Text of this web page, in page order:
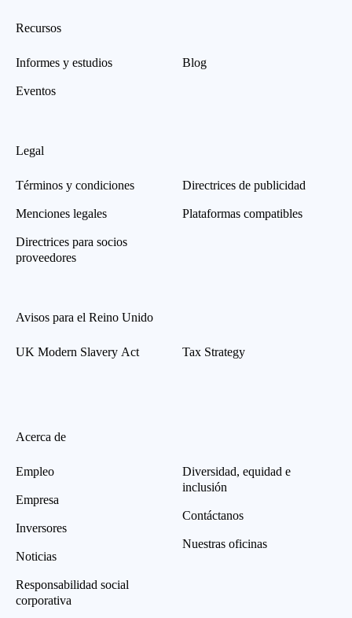
Recursos
Informes y estudios
Eventos
Blog
Legal
Términos y condiciones
Menciones legales
Directrices para socios
proveedores
Directrices de publicidad
Plataformas compatibles
Avisos para el Reino Unido
UK Modern Slavery Act Tax Strategy
Acerca de
Empleo
Empresa
Inversores
Noticias
Responsabilidad social
corporativa
Diversidad, equidad e
inclusión
Contáctanos
Nuestras oficinas